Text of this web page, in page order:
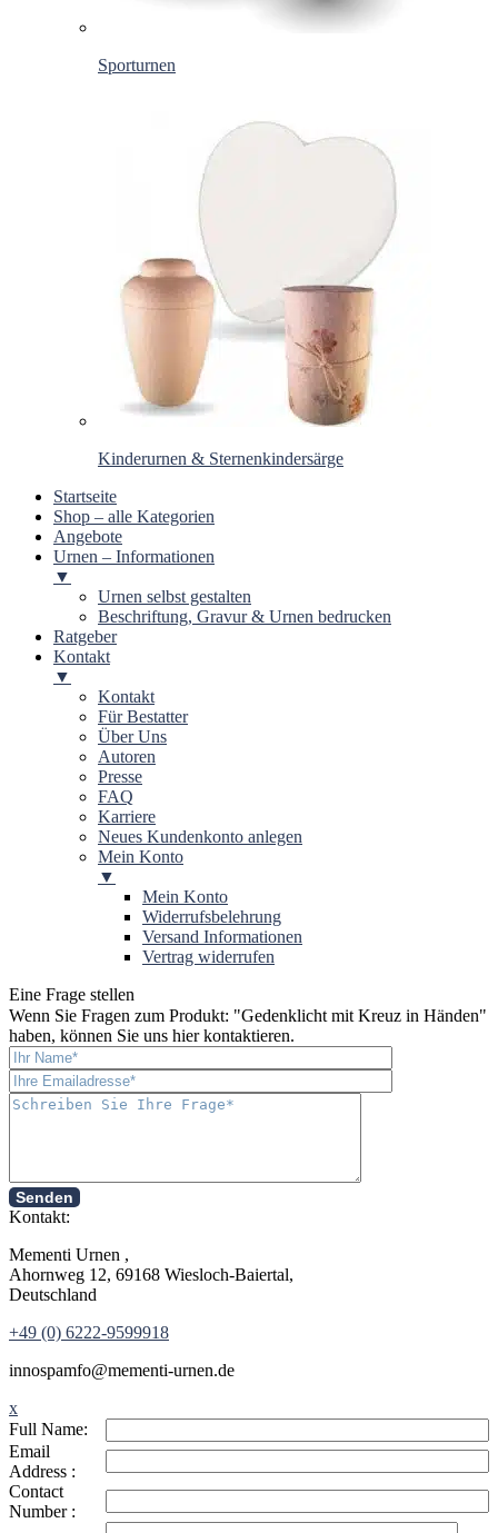
Sporturnen
Kinderurnen & Sternenkindersärge
Startseite
Shop – alle Kategorien
Angebote
Urnen – Informationen
▼
Urnen selbst gestalten
Beschriftung, Gravur & Urnen bedrucken
Ratgeber
Kontakt
▼
Kontakt
Für Bestatter
Über Uns
Autoren
Presse
FAQ
Karriere
Neues Kundenkonto anlegen
Mein Konto
▼
Mein Konto
Widerrufsbelehrung
Versand Informationen
Vertrag widerrufen
Eine Frage stellen
Wenn Sie Fragen zum Produkt: "Gedenklicht mit Kreuz in Händen"
haben, können Sie uns hier kontaktieren.
Senden
Kontakt:
Mementi Urnen ,
Ahornweg 12, 69168 Wiesloch-Baiertal,
Deutschland
+49 (0) 6222-9599918
innospamfo@mementi-urnen.de
x
Full Name:
Email
Address :
Contact
Number :